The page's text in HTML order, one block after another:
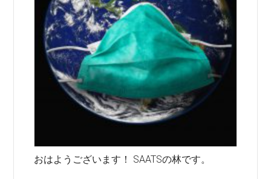
おはようございます！ SAATSの林です。